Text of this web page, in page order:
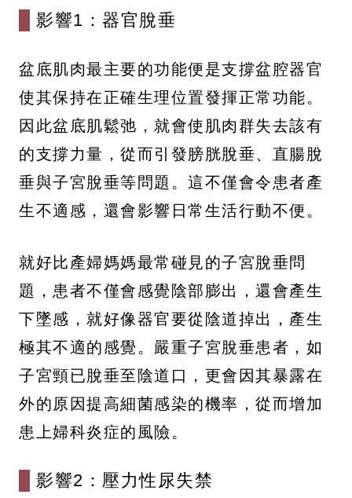
影響1：器官脫垂
盆底肌肉最主要的功能便是支撐盆腔器官
使其保持在正確生理位置發揮正常功能。
因此盆底肌鬆弛，就會使肌肉群失去該有
的支撐力量，從而引發膀胱脫垂、直腸脫
垂與子宮脫垂等問題。這不僅會令患者產
生不適感，還會影響日常生活行動不便。
就好比產婦媽媽最常碰見的子宮脫垂問
題，患者不僅會感覺陰部膨出，還會產生
下墜感，就好像器官要從陰道掉出，產生
極其不適的感覺。嚴重子宮脫垂患者，如
子宮頸已脫垂至陰道口，更會因其暴露在
外的原因提高細菌感染的機率，從而增加
患上婦科炎症的風險。
影響2：壓力性尿失禁